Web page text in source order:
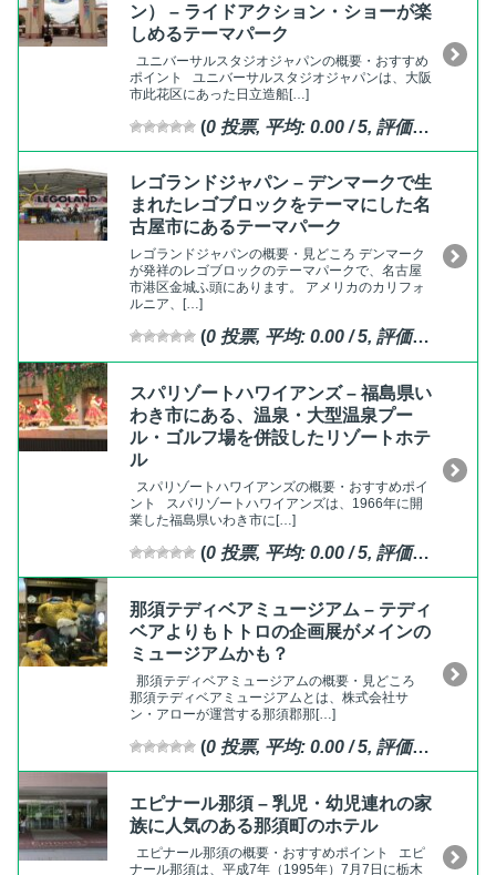
ン） – ライドアクション・ショーが楽
しめるテーマパーク
ユニバーサルスタジオジャパンの概要・おすすめ
ポイント ユニバーサルスタジオジャパンは、大阪
市此花区にあった日立造船[…]
(0 投票, 平均: 0.00 / 5, 評価済
レゴランドジャパン – デンマークで生
まれたレゴブロックをテーマにした名
古屋市にあるテーマパーク
レゴランドジャパンの概要・見どころ デンマーク
が発祥のレゴブロックのテーマパークで、名古屋
市港区金城ふ頭にあります。 アメリカのカリフォ
ルニア、[…]
(0 投票, 平均: 0.00/ 5, 評価済
スパリゾートハワイアンズ – 福島県い
わき市にある、温泉・大型温泉プー
ル・ゴルフ場を併設したリゾートホテ
ル
スパリゾートハワイアンズの概要・おすすめポイ
ント スパリゾートハワイアンズは、1966年に開
業した福島県いわき市に[…]
(0 投票, 平均: 0.00 / 5, 評価済
那須テディベアミュージアム – テディ
ベアよりもトトロの企画展がメインの
ミュージアムかも？
那須テディベアミュージアムの概要・見どころ
那須テディベアミュージアムとは、株式会社サ
ン・アローが運営する那須郡那[…]
(0 投票, 平均: 0.00 / 5, 評価済
エピナール那須 – 乳児・幼児連れの家
族に人気のある那須町のホテル
エピナール那須の概要・おすすめポイント エピ
ナール那須は、平成7年（1995年）7月7日に栃木